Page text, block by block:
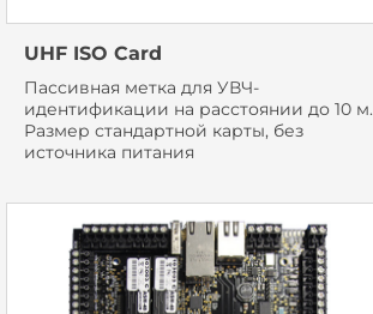
UHF ISO Card
Пассивная метка для УВЧ-
идентификации на расстоянии до 10 м.
Размер стандартной карты, без
источника питания